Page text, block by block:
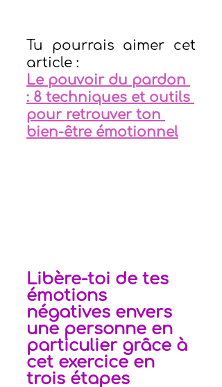
Tu pourrais aimer cet
article :
Le pouvoir du pardon
: 8 techniques et outils
pour retrouver ton
bien-être émotionnel
Libère-toi de tes
émotions
négatives envers
une personne en
particulier grâce à
cet exercice en
trois étapes